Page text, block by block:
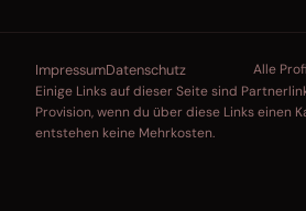
ImpressumDatenschutz
Alle
Einige Links auf dieser Seite sind
Provision, wenn du über diese Links einen
entstehen keine Mehrkosten.